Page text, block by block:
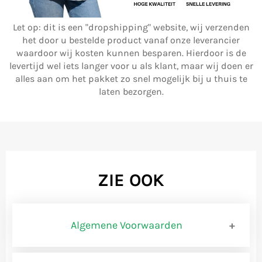
Let op: dit is een "dropshipping" website, wij verzenden
het door u bestelde product vanaf onze leverancier
waardoor wij kosten kunnen besparen. Hierdoor is de
levertijd wel iets langer voor u als klant, maar wij doen er
alles aan om het pakket zo snel mogelijk bij u thuis te
laten bezorgen.
ZIE OOK
Algemene Voorwaarden